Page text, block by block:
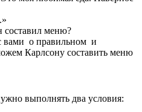
составил меню?
вами о правильном и
Карлсону составить меню
выполнять два условия: